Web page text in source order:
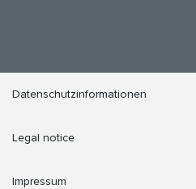
Datenschutzinformationen
Legal notice
Impressum